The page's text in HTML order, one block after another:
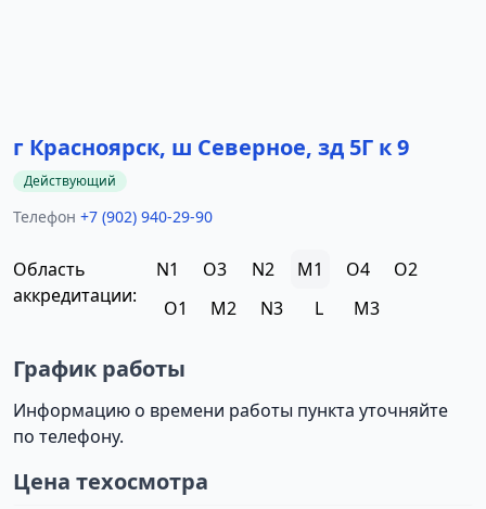
г Красноярск, ш Северное, зд 5Г к 9
Действующий
Телефон +7 (902) 940-29-90
Область
аккредитации:
N1 O3 N2 M1 O4
O2
O1
M2 N3 L M3
График работы
Информацию о времени работы пункта уточняйте
по телефону.
Цена техосмотра